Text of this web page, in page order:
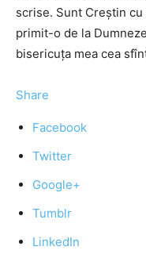
scrise. Sunt Creştin
primit-o de la
bisericuţa mea cea
Share
Facebook
Twitter
Google+
Tumblr
LinkedIn